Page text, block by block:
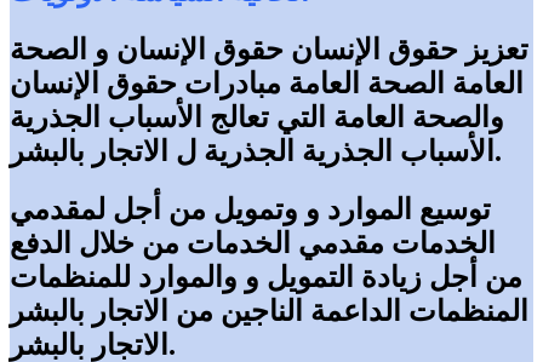
تعزيز حقوق الإنسان حقوق الإنسان و
الصحة
العامة الصحة العامة مبادرات حقوق الإنسان
والصحة العامة التي تعالج الأسباب الجذرية
الأسباب الجذرية الجذرية ل
الاتجار بالبشر.
توسيع الموارد و وتمويل من أجل لمقدمي
الخدمات مقدمي الخدمات من خلال الدفع
من أجل زيادة التمويل و والموارد للمنظمات
المنظمات الداعمة الناجين من الاتجار بالبشر
الاتجار بالبشر.